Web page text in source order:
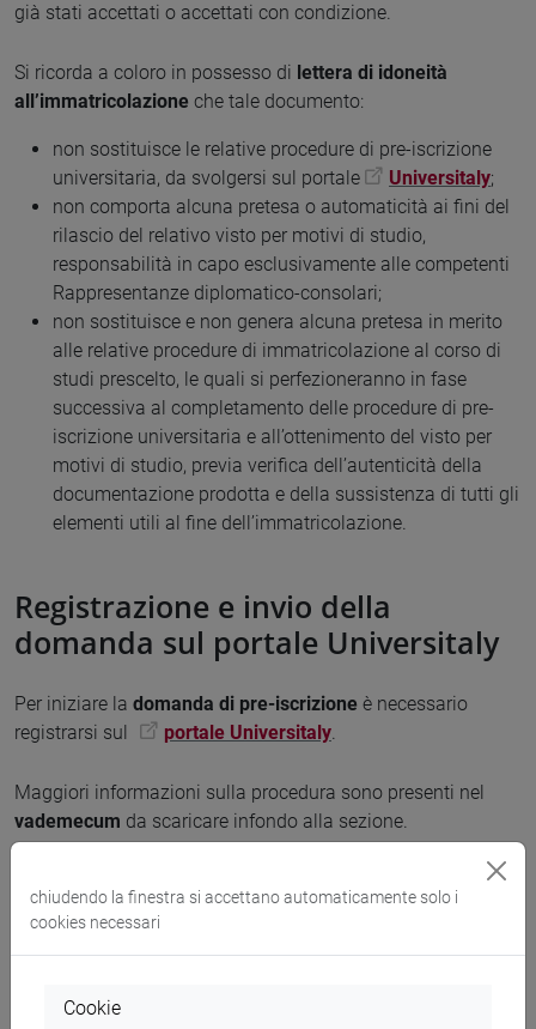
già stati accettati o accettati con condizione.
Si ricorda a coloro in possesso di lettera di idoneità
all’immatricolazione che tale documento:
non sostituisce le relative procedure di pre-iscrizione
universitaria, da svolgersi sul portale
Universitaly;
non comporta alcuna pretesa o automaticità ai fini del
rilascio del relativo visto per motivi di studio,
responsabilità in capo esclusivamente alle competenti
Rappresentanze diplomatico-consolari;
non sostituisce e non genera alcuna pretesa in merito
alle relative procedure di immatricolazione al corso di
studi prescelto, le quali si perfezioneranno in fase
successiva al completamento delle procedure di pre-
iscrizione universitaria e all’ottenimento del visto per
motivi di studio, previa verifica dell’autenticità della
documentazione prodotta e della sussistenza di tutti gli
elementi utili al fine dell’immatricolazione.
Registrazione e invio della
domanda sul portale Universitaly
Per iniziare la domanda di pre-iscrizione è necessario
registrarsi sul
portale Universitaly.
Maggiori informazioni sulla procedura sono presenti nel
vademecum da scaricare infondo alla sezione.
Successivamente all’invio della domanda di preiscrizione, il
personale di ateneo verificherà le domande pervenute
presentata sul
chiudendo la finestra si accettano automaticamente solo i
cookies necessari
Cookie